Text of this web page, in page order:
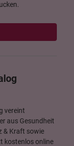
vereint
aus Gesundheit
& Kraft sowie
kostenlos online